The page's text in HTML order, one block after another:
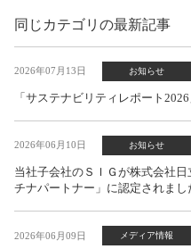
同じカテゴリの最新記事
2026年07月13日 お知らせ
「サステナビリティレポート
2026年06月10日 お知らせ
当社子会社のＳＩＧが株式会社
チナパートナー」に認定されまし
2026年06月09日 メディア情報